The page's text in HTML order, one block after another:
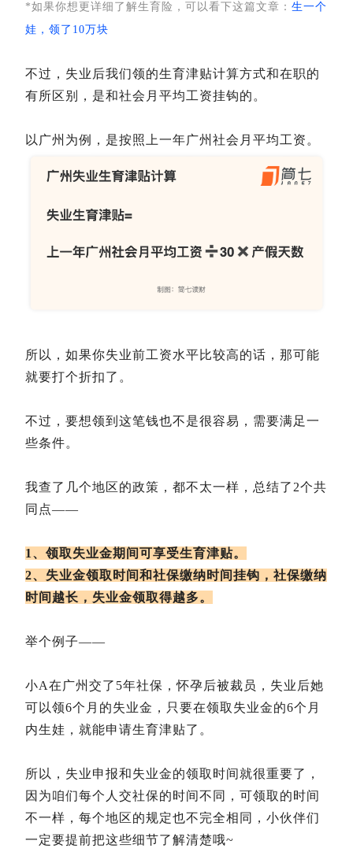
*如果你想更详细了解生育险，可以看下这篇文章： 生一个
娃，领了10万块
不过，失业后我们领的生育津贴计算方式和在职的
有所区别，是和社会月平均工资挂钩的。
以广州为例，是按照上一年广州社会月平均工资。
所以，如果你失业前工资水平比较高的话，那可能
就要打个折扣了。
不过，要想领到这笔钱也不是很容易，需要满足一
些条件。
我查了几个地区的政策，都不太一样，总结了2个共
同点——
1、领取失业金期间可享受生育津贴。
2、失业金领取时间和社保缴纳时间挂钩，社保缴纳
时间越长，失业金领取得越多。
举个例子——
小A在广州交了5年社保，怀孕后被裁员，失业后她
可以领6个月的失业金，只要在领取失业金的6个月
内生娃，就能申请生育津贴了。
所以，失业申报和失业金的领取时间就很重要了，
因为咱们每个人交社保的时间不同，可领取的时间
不一样，每个地区的规定也不完全相同，小伙伴们
一定要提前把这些细节了解清楚哦~